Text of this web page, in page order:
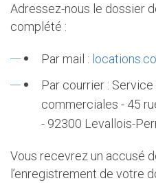
Adressez-nous le dossier
complété :
Par mail :
Par courrier :
commerciales - 45
- 92300 Levallois-
Vous recevrez un accusé
l’enregistrement de votre